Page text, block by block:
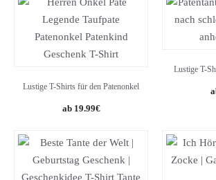
Lustige T-Shirts für den Patenonkel
19.99€
Lustige T-